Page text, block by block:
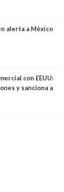
alerta a México
con EEUU:
y sanciona a